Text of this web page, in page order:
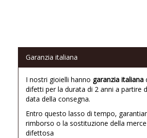
Garanzia italiana
I nostri gioielli hanno garanzia italiana
difetti per la durata di 2 anni a partire
data della consegna.
Entro questo lasso di tempo,
rimborso o la sostituzione della merce
difettosa